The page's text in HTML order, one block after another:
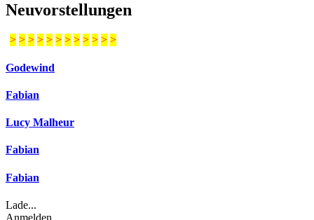
Neuvorstellungen
> > > > > > > > > > > >
Godewind
Fabian
Lucy Malheur
Fabian
Fabian
Lade...
Anmelden